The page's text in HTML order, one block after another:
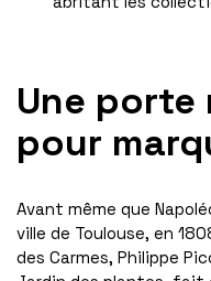
Une porte
pour
Avant même que
ville de Toulouse, en
des Carmes, Philippe